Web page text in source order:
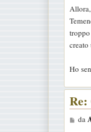
o
s
s
a
g
i
o
creato
Ho
Re:
M
da